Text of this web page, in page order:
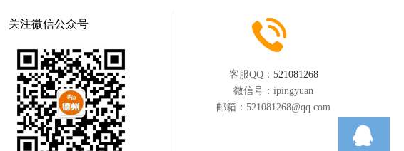
关注微信公众号
客服QQ： 521081268
微信号： ipingyuan
邮箱： 521081268@qq.com